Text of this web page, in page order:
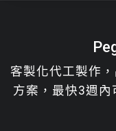
客製化代工製作
方案，最快3週